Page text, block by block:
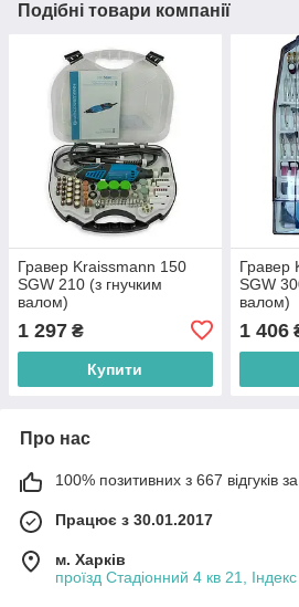
Подібні товари компанії
Гравер Kraissmann 150
SGW 210 (з гнучким
валом)
1 297 ₴
Купити
Гравер
SGW
валом)
1 406
Про нас
100% позитивних з 667 відгуків за
Працює з 30.01.2017
м. Харків
проїзд Стадіонний 4 кв 21,